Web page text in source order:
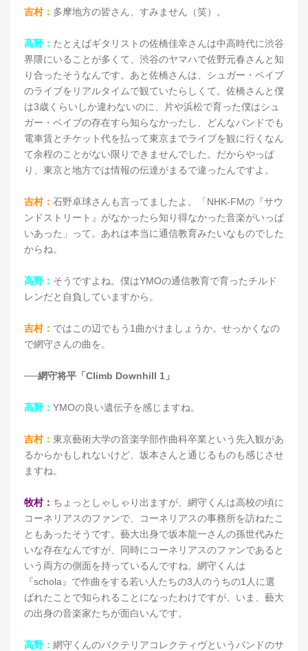
吉村： 多摩地方の皆さん、すみません（笑）。
高野： たとえばギタリストの佐橋佳幸さんは中高時代に渋谷
界隈にいることが多くて、渋谷のヤマハで佐野元春さんと知
り合ったそうなんです。あと佐橋さんは、シュガー・ベイブ
のライブをリアルタイムで観ていたらしくて。佐橋さんと僕
は3歳くらいしか違わないのに、片や浜松で育った僕はシュ
ガー・ベイブの存在すら知らなかったし、どんなバンドでも
電車賃とチケット代を払って東京までライブを観に行くなん
て余程のことがない限りできませんでした。だからやっぱ
り、東京と地方では情報の伝達がまるで違ったんですよ。
吉村： 石野卓球さんも言ってましたよ。「NHK-FMの『サウ
ンドストリート』がなかったら知り得なかった音楽がいっぱ
いあった」って。あれは本当に通信教育みたいなものでした
からね。
高野： そうですよね。僕はYMOの通信教育で育ったチルド
レンだと自負していますから。
吉村： ではこの辺でもう1曲かけましょうか。せっかくなの
で網守さんの曲を。
──網守将平「Climb Downhill 1」
高野： YMOの良い遺伝子を感じますね。
吉村： 東京藝術大学の音楽学部作曲科卒業という先入観があ
るからかもしれないけど、坂本さんと通じるものも感じさせ
ますね。
牧村： ちょっとしゃしゃり出ますが、網守くんは高校の頃に
コーネリアスのファンで、コーネリアスの事務所を訪ねたこ
ともあったそうです。藝大出身で坂本龍一さんの孫世代みた
いな存在なんですが、同時にコーネリアスのファンであると
いう両方の側面を持っているんですね。網守くんは
『schola』で作曲をする若い人たちの3人のうちの1人に選
ばれたことで知られることになったわけですが、いま、藝大
の出身の音楽家たちが面白いんです。
高野： 網守くんのバクテリアコレクティヴというバンドのサ